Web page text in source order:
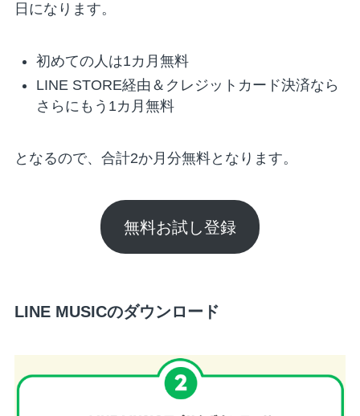
日 になります。
初めての人は1カ月無料
LINE STORE経由＆クレジットカード決済なら
さらにもう1カ月無料
となるので、合計2か月分無料となります。
無料お試し登録
LINE MUSICのダウンロード